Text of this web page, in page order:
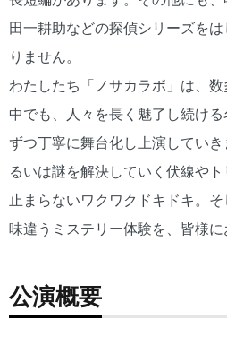
田一耕助などの探偵シリーズを
りません。
わたしたち「ノサカラボ」は、
中でも、人々を長く魅了し続け
ずつ丁寧に舞台化し上演してい
るいは謎を解決していく伏線や
止まらないワクワクドキドキ。
味違うミステリー体験を、皆様に
公演概要